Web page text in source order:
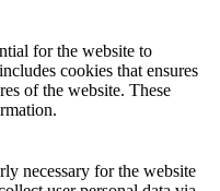
for the website to
cookies that ensures
of the website. These
necessary for the website